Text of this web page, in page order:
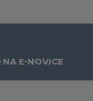
E-NOVICE